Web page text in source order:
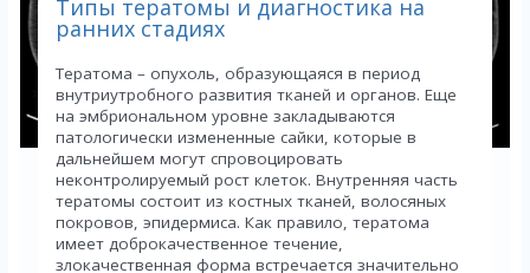
Типы тератомы и диагностика на
ранних стадиях
Тератома – опухоль, образующаяся в период
внутриутробного развития тканей и органов. Еще
на эмбриональном уровне закладываются
патологически измененные сайки, которые в
дальнейшем могут спровоцировать
неконтролируемый рост клеток. Внутренняя часть
тератомы состоит из костных тканей, волосяных
покровов, эпидермиса. Как правило, тератома
имеет доброкачественное течение,
злокачественная форма встречается значительно